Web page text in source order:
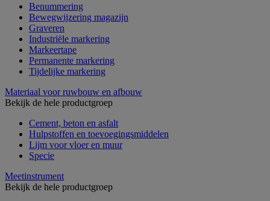
Benummering
Bewegwijzering magazijn
Graveren
Industriële markering
Markeertape
Permanente markering
Tijdelijke markering
Materiaal voor ruwbouw en afbouw
Bekijk de hele productgroep
Cement, beton en asfalt
Hulpstoffen en toevoegingsmiddelen
Lijm voor vloer en muur
Specie
Meetinstrument
Bekijk de hele productgroep